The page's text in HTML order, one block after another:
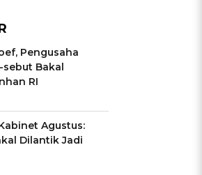
Pengusaha
Bakal
RI
Agustus:
Dilantik Jadi